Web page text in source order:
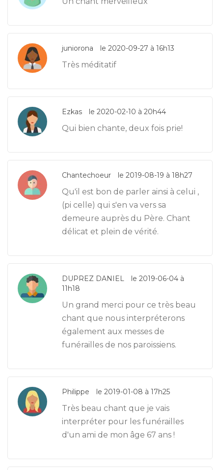
juniorona le 2020-09-27 à 16h13
Très méditatif
Ezkas le 2020-02-10 à 20h44
Qui bien chante, deux fois prie!
Chantechoeur le 2019-08-19 à 18h27
Qu'il est bon de parler ainsi à celui ,
(pi celle) qui s'en va vers sa
demeure auprès du Père. Chant
délicat et plein de vérité.
DUPREZ DANIEL
le 2019-06-04 à
11h18
Un grand merci pour ce très beau
chant que nous interpréterons
également aux messes de
funérailles de nos paroissiens.
Philippe le 2019-01-08 à 17h25
Très beau chant que je vais
interpréter pour les funérailles
d'un ami de mon âge 67 ans !